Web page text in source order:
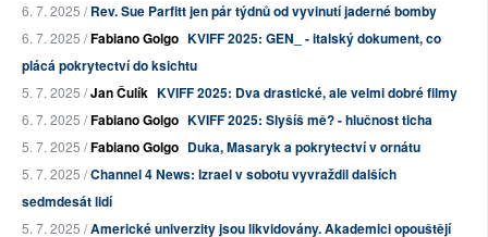
6. 7. 2025 /Rev. Sue Parfitt jen pár týdnů od vyvinutí jaderné bomby
6. 7. 2025 /Fabiano Golgo KVIFF 2025: GEN_ - italský dokument, co
plácá pokrytectví do ksichtu
5. 7. 2025 /Jan Čulík KVIFF 2025: Dva drastické, ale velmi dobré filmy
6. 7. 2025 /Fabiano Golgo KVIFF 2025: Slyšíš mě? - hlučnost ticha
5. 7. 2025 /Fabiano Golgo Duka, Masaryk a pokrytectví v ornátu
5. 7. 2025 /Channel 4 News: Izrael v sobotu vyvraždil dalších
sedmdesát lidí
5. 7. 2025 /Americké univerzity jsou likvidovány. Akademici opouštějí